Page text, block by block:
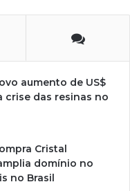
aumento de US$
crise das resinas no
Cristal
domínio no
no Brasil